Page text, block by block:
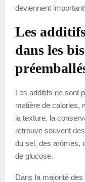
deviennent
Les
dans les
Les additifs ne sont
matière de calories,
la texture, la
retrouve souvent
du sel, des arômes,
de glucose.
Dans la majorité